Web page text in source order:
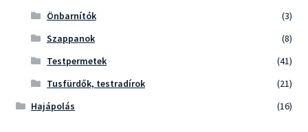
Önbarnítók
(3)
Szappanok
(8)
Testpermetek
(41)
Tusfürdők, testradírok
(21)
Hajápolás
(16)